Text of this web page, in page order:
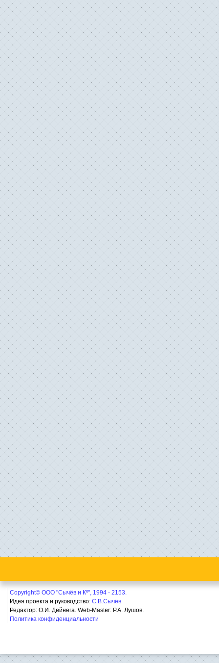
Copyright© ООО "Сычёв и Кº", 1994 - 2153.
Идея проекта и руководство: С.В.Сычёв
Редактор: О.И. Дейнега. Web-Master: Р.А. Лушов.
Политика конфиденциальности